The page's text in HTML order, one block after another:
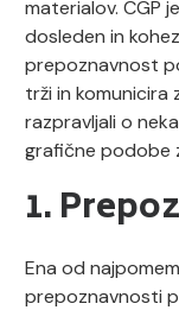
materialov. CGP
dosleden in
prepoznavnost
trži in komunicira
razpravljali o
grafične podobe
1.
Ena od
prepoznavnosti